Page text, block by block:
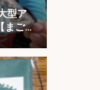
型ア
まごう